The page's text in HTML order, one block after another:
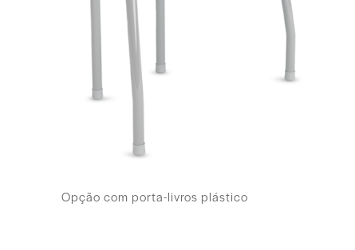
Opção com porta-livros plástico